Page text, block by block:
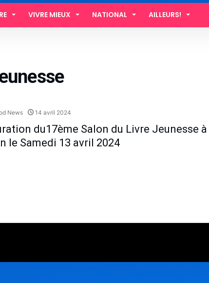
VIVRE MIEUX NATIONAL AILLEURS!
News 14 avril 2024
du17ème Salon du Livre Jeunesse
le Samedi 13 avril 2024